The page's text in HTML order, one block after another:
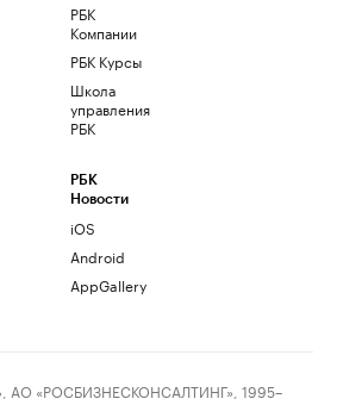
РБК
Компании
РБК Курсы
Школа
управления
РБК
РБК
Новости
iOS
Android
AppGallery
«РОСБИЗНЕСКОНСАЛТИНГ», 1995–